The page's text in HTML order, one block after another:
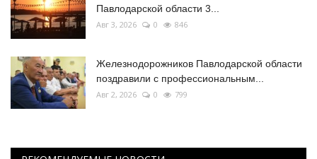
Павлодарской области 3...
Авг 3, 2026 0 846
Железнодорожников Павлодарской области
поздравили с профессиональным...
Авг 2, 2026 0 799